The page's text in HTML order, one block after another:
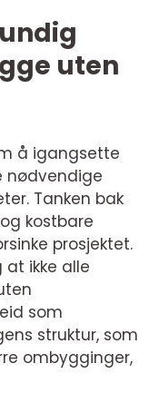
uten
å igangsette
nødvendige
Tanken bak
kostbare
prosjektet.
at ikke alle
som
struktur, som
ombygginger,